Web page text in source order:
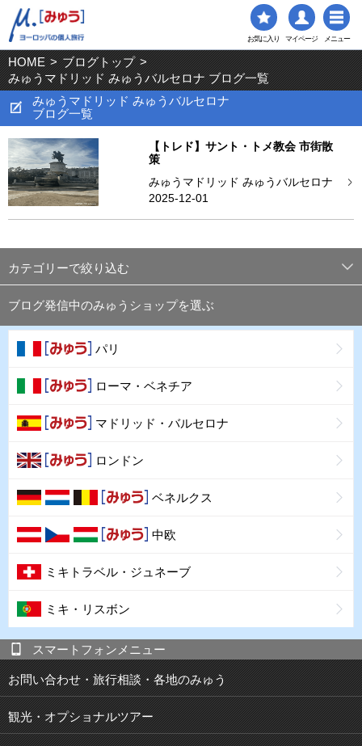
お気に入り マイページ メニュー
HOME > ブログトップ >
みゅうマドリッド みゅうバルセロナ ブログ一覧
みゅうマドリッド みゅうバルセロナ
ブログ一覧
【トレド】サント・トメ教会 市街散
策
みゅうマドリッド みゅうバルセロナ
2025-12-01
カテゴリーで絞り込む
ブログ発信中のみゅうショップを選ぶ
パリ
ローマ・ベネチア
マドリッド・バルセロナ
ロンドン
ベネルクス
中欧
ミキトラベル・ジュネーブ
ミキ・リスボン
スマートフォンメニュー
お問い合わせ・旅行相談・各地のみゅう
観光・オプショナルツアー